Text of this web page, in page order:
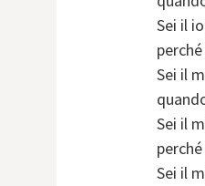
Sei il
Sei il
Sei il
Sei il